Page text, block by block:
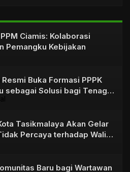
Ciamis: Kolaborasi
Pemangku Kebijakan
Buka Formasi PPPK
sebagai Solusi bagi Tenaga
Tasikmalaya Akan Gelar
Percaya terhadap Wali
Baru bagi Wartawan